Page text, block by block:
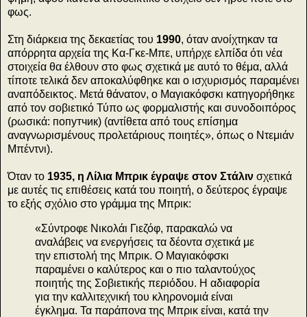
φως.
Στη διάρκεια της δεκαετίας του 1990, όταν ανοίχτηκαν τα
απόρρητα αρχεία της Κα-Γκε-Μπε, υπήρχε ελπίδα ότι νέα
στοιχεία θα έλθουν στο φως σχετικά με αυτό το θέμα, αλλά
τίποτε τελικά δεν αποκαλύφθηκε και ο ισχυρισμός παραμένει
αναπόδεικτος. Μετά θάνατον, ο Μαγιακόφσκι κατηγορήθηκε
από τον σοβιετικό Τύπο ως φορμαλιστής και συνοδοιπόρος
(ρωσικά: попутчик) (αντίθετα από τους επίσημα
αναγνωρισμένους προλετάριους ποιητές», όπως ο Ντεμιάν
Μπέντνι).
Όταν το 1935, η Λίλια Μπρικ έγραψε στον Στάλιν σχετικά
με αυτές τις επιθέσεις κατά του ποιητή, ο δεύτερος έγραψε
το εξής σχόλιο στο γράμμα της Μπρικ:
«Σύντροφε Νικολάι Γιεζόφ, παρακαλώ να
αναλάβεις να ενεργήσεις τα δέοντα σχετικά με
την επιστολή της Μπρικ. Ο Μαγιακόφσκι
παραμένει ο καλύτερος και ο πιο ταλαντούχος
ποιητής της Σοβιετικής περιόδου. Η αδιαφορία
για την καλλιτεχνική του κληρονομιά είναι
έγκλημα. Τα παράπονα της Μπρικ είναι, κατά την